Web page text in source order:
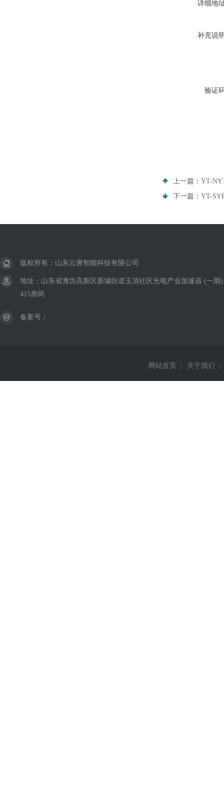
详细地
补充说
验证
上一篇： YT-
下一篇： YT-
版权所有：山东云唐智能科技有限公司
地址：山东省潍坊高新区新城街道玉清社区光电产业加速器 (一期
415房间
备案号：
网站首页 关于我们